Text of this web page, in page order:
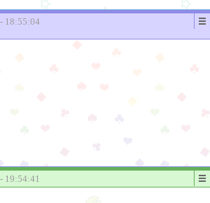
18:55:04
19:54:41